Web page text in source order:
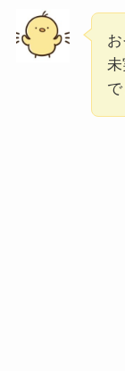
で